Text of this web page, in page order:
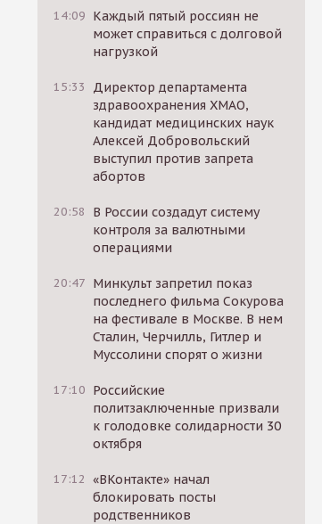
14:09 Каждый пятый россиян не
может справиться с долговой
нагрузкой
15:33
Директор департамента
здравоохранения ХМАО,
кандидат медицинских наук
Алексей Добровольский
выступил против запрета
абортов
20:58
В России создадут систему
контроля за валютными
операциями
20:47 Минкульт запретил показ
последнего фильма Сокурова
на фестивале в Москве. В нем
Сталин, Черчилль, Гитлер и
Муссолини спорят о жизни
17:10 Российские
политзаключенные призвали
к голодовке солидарности 30
октября
17:12 «ВКонтакте» начал
блокировать посты
родственников